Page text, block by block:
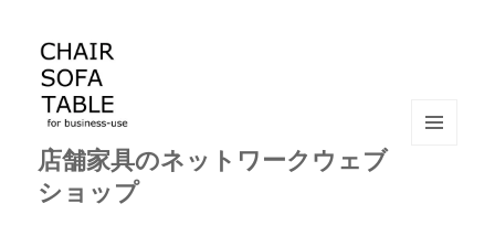
店舗家具のネットワークウェブ
ショップ